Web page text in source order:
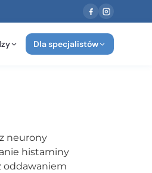
Dla specjalistów
neurony
histaminy
oddawaniem